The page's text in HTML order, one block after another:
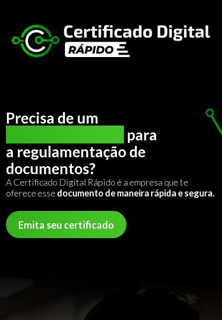
Precisa de um
para
a regulamentação de
documentos?
A Certificado Digital Rápido é a empresa que te
oferece esse documento de maneira rápida e segura.
Emita seu certificado